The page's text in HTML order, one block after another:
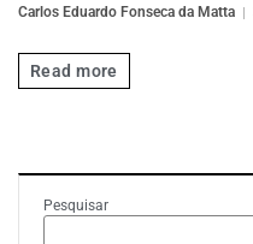
Carlos Eduardo Fonseca da Matta
Read more
Pesquisar